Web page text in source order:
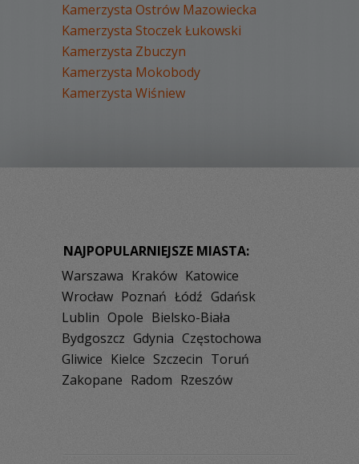
Kamerzysta Ostrów Mazowiecka
Kamerzysta Stoczek Łukowski
Kamerzysta Zbuczyn
Kamerzysta Mokobody
Kamerzysta Wiśniew
NAJPOPULARNIEJSZE MIASTA:
Warszawa Kraków Katowice
Wrocław Poznań Łódź Gdańsk
Lublin Opole Bielsko-Biała
Bydgoszcz Gdynia Częstochowa
Gliwice Kielce Szczecin Toruń
Zakopane Radom Rzeszów